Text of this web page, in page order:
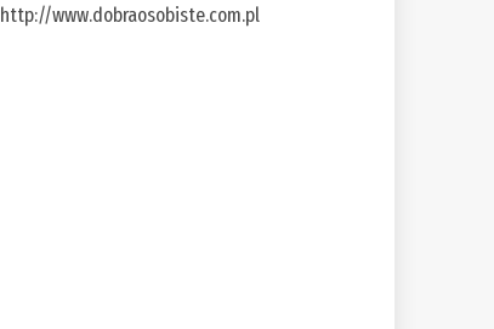
http://www.dobraosobiste.com.pl